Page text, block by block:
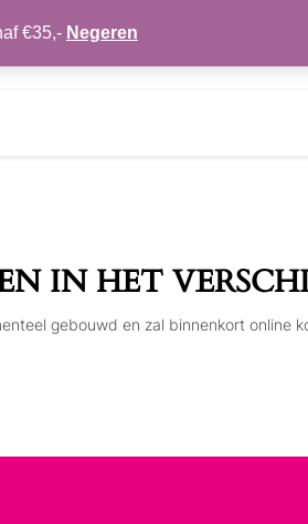
CONTACT MIJN ACCOUNT
IN HET
gebouwd en zal binnenkort online
€35,- Negeren